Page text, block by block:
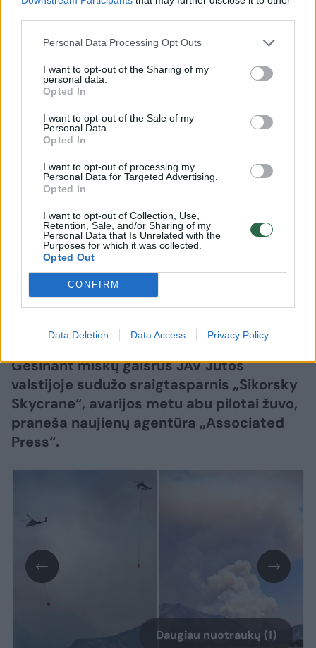
Personal Data Processing Opt Outs
I want to opt-out of the Sharing of my
personal data.
Opted In
I want to opt-out of the Sale of my
Personal Data.
Opted In
I want to opt-out of processing my
Personal Data for Targeted Advertising.
Opted In
I want to opt-out of Collection, Use,
Retention, Sale, and/or Sharing of my
Personal Data that Is Unrelated with the
Purposes for which it was collected.
Opted Out
CONFIRM
Data Deletion Data Access Privacy Policy
Pasaulis Įvykiai
Tragedija JAV: sudužus
sraigtasparniui žuvo du pilotai
2026 m. rugpjūčio 9 d. 16:15
Gesinant miškų gaisrus JAV Jutos
valstijoje sudužo sraigtasparnis „Sikorsky
Skycrane“, avarijos metu abu pilotai žuvo,
praneša naujienų agentūra „Associated
Press“.
Daugiau nuotraukų (1)